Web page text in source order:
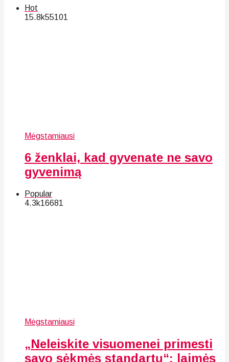
Hot
15.8k55101
Mėgstamiausi
6 ženklai, kad gyvenate ne savo
gyvenimą
Popular
4.3k16681
Mėgstamiausi
„Neleiskite visuomenei primesti
savo sėkmės standartų“: laimės